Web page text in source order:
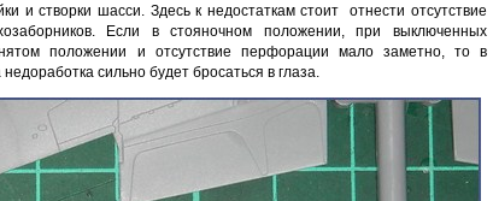
и створки шасси. Здесь к недостаткам стоит отнести отсутствие
Если в стояночном положении, при выключенных
положении и отсутствие перфорации мало заметно, то в
сильно будет бросаться в глаза.